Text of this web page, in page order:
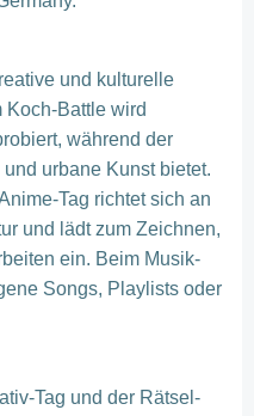
und kulturelle
Koch-Battle wird
während der
urbane Kunst bietet.
Tag richtet sich an
und lädt zum Zeichnen,
ein. Beim Musik-
Songs, Playlists oder
Tag und der Rätsel-